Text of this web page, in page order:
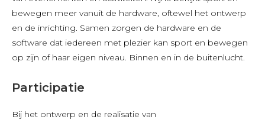
bewegen meer vanuit de hardware, oftewel het ontwerp
en de inrichting. Samen zorgen de hardware en de
software dat iedereen met plezier kan sport en bewegen
op zijn of haar eigen niveau. Binnen en in de buitenlucht.
Participatie
Bij het ontwerp en de realisatie van